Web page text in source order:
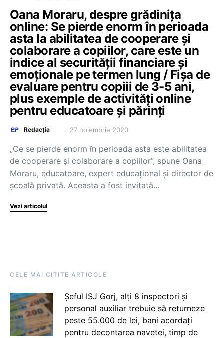
Oana Moraru, despre grădinița
online: Se pierde enorm în perioada
asta la abilitatea de cooperare și
colaborare a copiilor, care este un
indice al securității financiare și
emoționale pe termen lung / Fișa de
evaluare pentru copiii de 3-5 ani,
plus exemple de activități online
pentru educatoare și părinți
Redacția 27 noiembrie 2020
„Ce se pierde enorm în perioada asta este abilitatea
de cooperare și colaborare a copiilor”, spune Oana
Moraru, educatoare, expert educațional și director de
școală privată. Aceasta a fost invitată…
Vezi articolul
CELE MAI CITITE ARTICOLE
Șeful ISJ Gorj, alți 8 inspectori și
personal auxiliar trebuie să returneze
peste 55.000 de lei, bani acordați
pentru decontarea navetei, timp de